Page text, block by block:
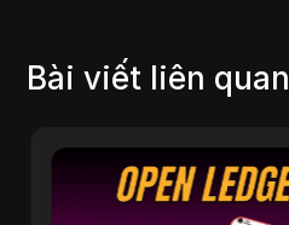
Bài viết liên quan